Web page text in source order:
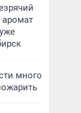
много